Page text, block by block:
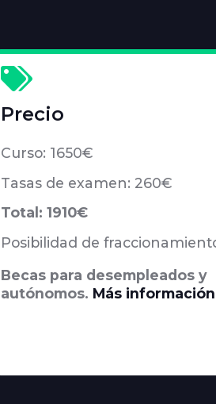

Precio
Curso: 1650€
Tasas de examen: 260€
Total: 1910€
Posibilidad de
Becas para desempleados y
autónomos. Más información